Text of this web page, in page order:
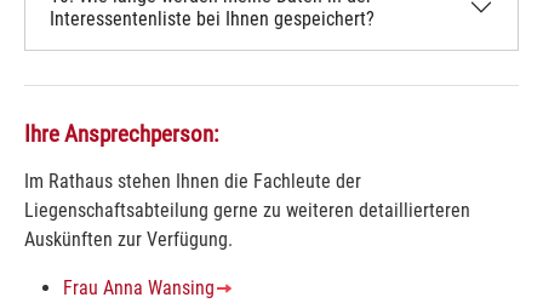
Interessentenliste bei Ihnen gespeichert?
Ihre Ansprechperson:
Im Rathaus stehen Ihnen die Fachleute der
Liegenschaftsabteilung gerne zu weiteren detaillierteren
Auskünften zur Verfügung.
Frau Anna Wansing